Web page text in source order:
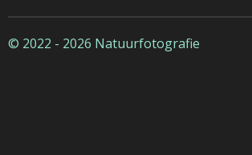
© 2022 - 2026 Natuurfotografie